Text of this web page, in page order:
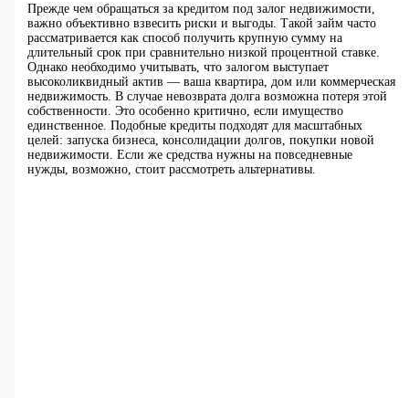
Прежде чем обращаться за кредитом под залог недвижимости,
важно объективно взвесить риски и выгоды. Такой займ часто
рассматривается как способ получить крупную сумму на
длительный срок при сравнительно низкой процентной ставке.
Однако необходимо учитывать, что залогом выступает
высоколиквидный актив — ваша квартира, дом или коммерческая
недвижимость. В случае невозврата долга возможна потеря этой
собственности. Это особенно критично, если имущество
единственное. Подобные кредиты подходят для масштабных
целей: запуска бизнеса, консолидации долгов, покупки новой
недвижимости. Если же средства нужны на повседневные
нужды, возможно, стоит рассмотреть альтернативы.